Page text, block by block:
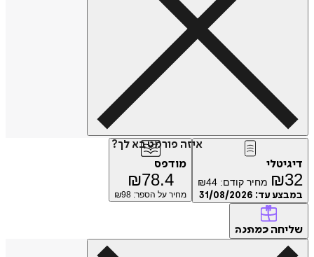
איזה פורמט בא לך?
דיגיטלי
₪32 מחיר קודם: ₪44
במבצע עד: 31/08/2026
מודפס
₪78.4
מחיר על הספר: ₪ 98
שליחה כמתנה